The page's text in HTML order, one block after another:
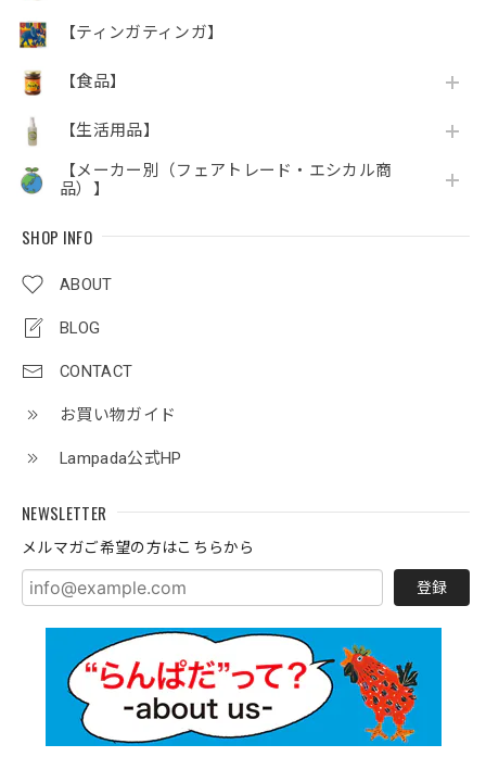
【ティンガティンガ】
【食品】
【生活用品】
【メーカー別（フェアトレード・エシカル商
品）】
SHOP INFO
ABOUT
BLOG
CONTACT
お買い物ガイド
Lampada公式HP
NEWSLETTER
メルマガご希望の方はこちらから
登録